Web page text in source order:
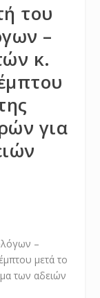
του
–
κ.
για